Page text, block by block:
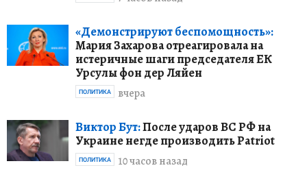
«Демонстрируют беспомощность»:
Мария Захарова отреагировала на
истеричные шаги председателя ЕК
Урсулы фон дер Ляйен
вчера
ПОЛИТИКА
Виктор Бут:После ударов ВС РФ на
Украине негде производить Patriot
10 часов назад
ПОЛИТИКА